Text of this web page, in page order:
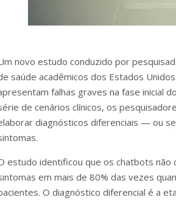
novo estudo conduzido por
saúde acadêmicos dos Estados
falhas graves na fase inicial
de cenários clínicos, os
diagnósticos diferenciais — ou
estudo identificou que os chatbots
em mais de 80% das vezes
O diagnóstico diferencial é a